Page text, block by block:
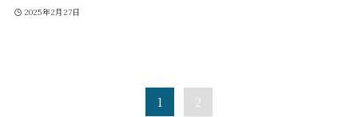
2025年2月27日
1 2